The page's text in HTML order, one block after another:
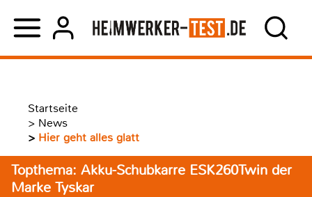
Startseite
> News
> Hier geht alles glatt
Topthema: Akku-Schubkarre ESK260Twin der
Marke Tyskar